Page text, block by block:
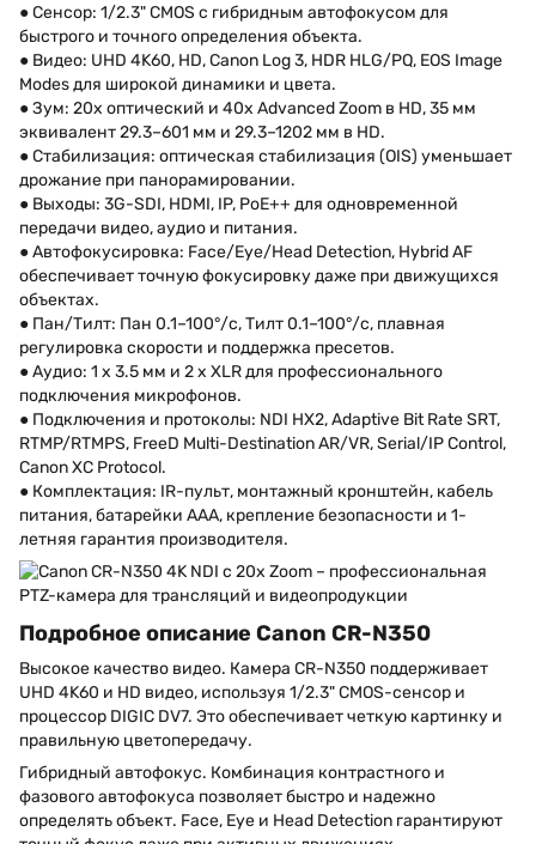
● Сенсор: 1/2.3" CMOS с гибридным автофокусом для
быстрого и точного определения объекта.
● Видео: UHD 4K60, HD, Canon Log 3, HDR HLG/PQ, EOS Image
Modes для широкой динамики и цвета.
● Зум: 20x оптический и 40x Advanced Zoom в HD, 35 мм
эквивалент 29.3–601 мм и 29.3–1202 мм в HD.
● Стабилизация: оптическая стабилизация (OIS) уменьшает
дрожание при панорамировании.
● Выходы: 3G-SDI, HDMI, IP, PoE++ для одновременной
передачи видео, аудио и питания.
● Автофокусировка: Face/Eye/Head Detection, Hybrid AF
обеспечивает точную фокусировку даже при движущихся
объектах.
● Пан/Тилт: Пан 0.1–100°/с, Тилт 0.1–100°/с, плавная
регулировка скорости и поддержка пресетов.
● Аудио: 1 x 3.5 мм и 2 x XLR для профессионального
подключения микрофонов.
● Подключения и протоколы: NDI HX2, Adaptive Bit Rate SRT,
RTMP/RTMPS, FreeD Multi-Destination AR/VR, Serial/IP Control,
Canon XC Protocol.
● Комплектация: IR-пульт, монтажный кронштейн, кабель
питания, батарейки AAA, крепление безопасности и 1-
летняя гарантия производителя.
Подробное описание Canon CR-N350
Высокое качество видео. Камера CR-N350 поддерживает
UHD 4K60 и HD видео, используя 1/2.3" CMOS-сенсор и
процессор DIGIC DV7. Это обеспечивает четкую картинку и
правильную цветопередачу.
Гибридный автофокус. Комбинация контрастного и
фазового автофокуса позволяет быстро и надежно
определять объект. Face, Eye и Head Detection гарантируют